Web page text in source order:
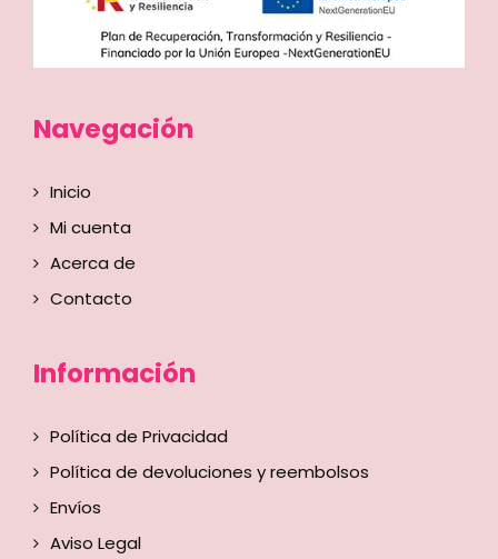
Navegación
Inicio
Mi cuenta
Acerca de
Contacto
Información
Política de Privacidad
Política de devoluciones y reembolsos
Envíos
Aviso Legal